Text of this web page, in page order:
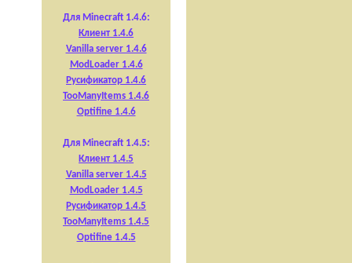
Для Minecraft 1.4.6:
Клиент 1.4.6
Vanilla server 1.4.6
ModLoader 1.4.6
Русификатор 1.4.6
TooManyItems 1.4.6
Optifine 1.4.6
Для Minecraft 1.4.5:
Клиент 1.4.5
Vanilla server 1.4.5
ModLoader 1.4.5
Русификатор 1.4.5
TooManyItems 1.4.5
Optifine 1.4.5